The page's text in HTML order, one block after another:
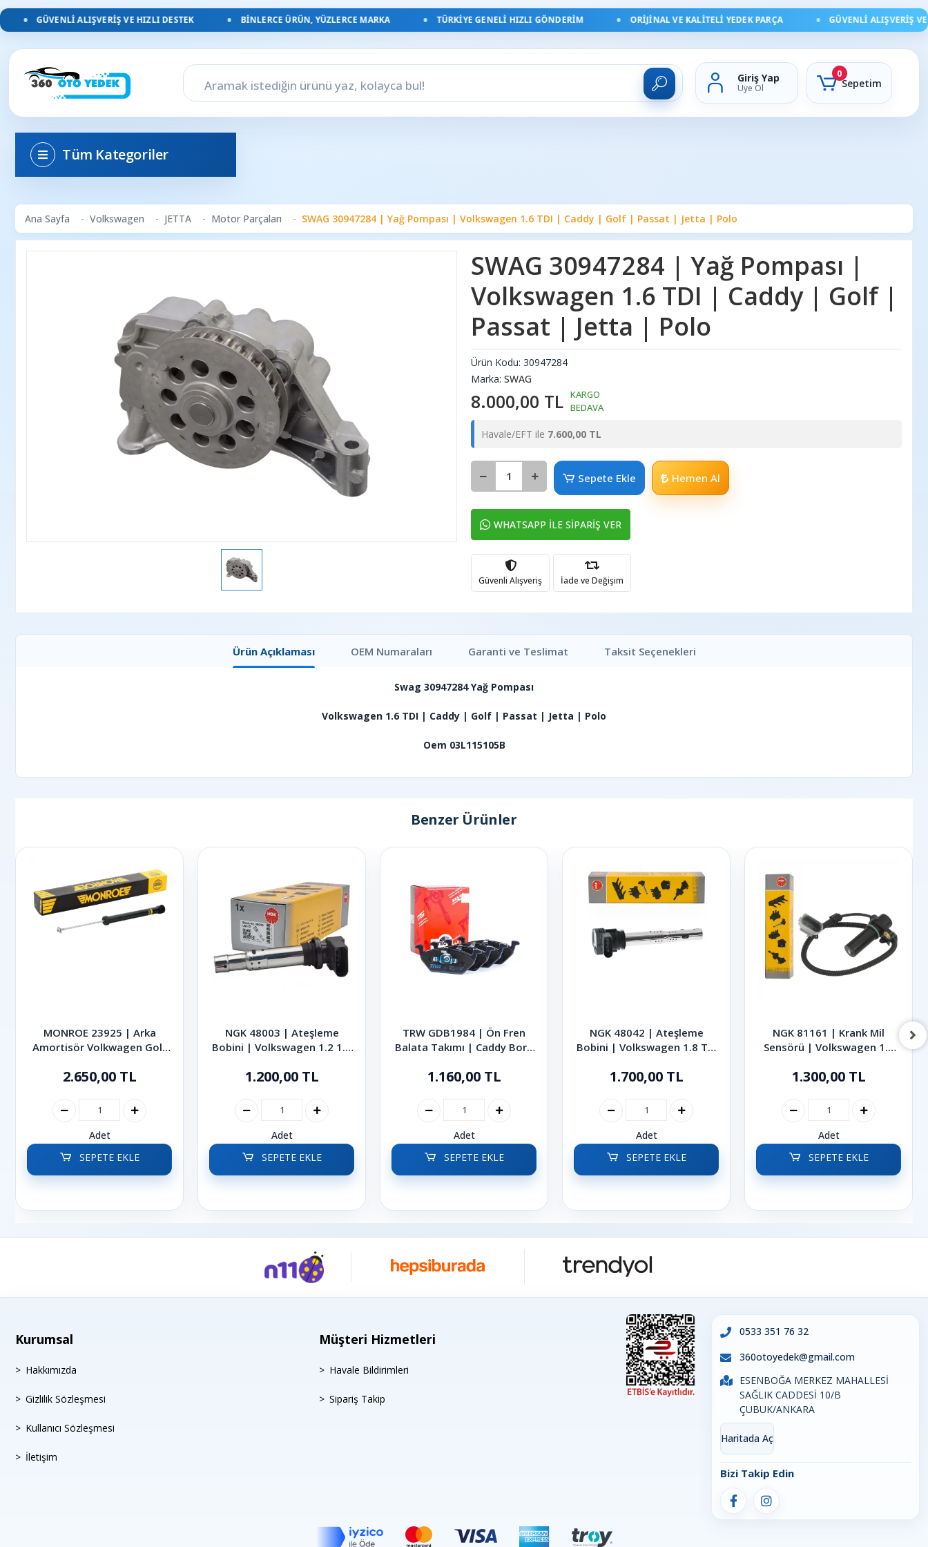
GÜVENLI ALIŞVERIŞ VE HIZLI DESTEK BINLERCE ÜRÜN, YÜZLERCE MARKA TÜRKIYE GENELI HIZLI GÖNDERIM ORIJINAL VE KALITELI YEDEK PARÇA GÜVENLI ALIŞVERIŞ VE
Giriş Yap
Üye Ol
0
Sepetim
Tüm Kategoriler
Ana Sayfa Volkswagen JETTA Motor Parçaları SWAG 30947284 | Yağ Pompası | Volkswagen 1.6 TDI | Caddy | Golf | Passat | Jetta | Polo
SWAG 30947284 | Yağ Pompası |
Volkswagen 1.6 TDI | Caddy | Golf |
Passat | Jetta | Polo
Ürün Kodu: 30947284
Marka: SWAG
8.000,00 TL KARGO
BEDAVA
Havale/EFT ile 7.600,00 TL
Sepete Ekle Hemen Al
WHATSAPP İLE SİPARİŞ VER
Güvenli Alışveriş İade ve Değişim
Ürün Açıklaması Garanti ve Teslimat Taksit Seçenekleri
OEM Numaraları
Swag 30947284 Yağ Pompası
Volkswagen 1.6 TDI | Caddy | Golf | Passat | Jetta | Polo
Oem 03L115105B
Benzer Ürünler
MONROE 23925 | Arka
Amortisör Volkwagen Golf
2.650,00 TL
Adet
SEPETE EKLE
NGK 48003 | Ateşleme
Bobini | Volkswagen 1.2 1.4
Polo Passat 2002-2014
1.200,00 TL
Adet
SEPETE EKLE
TRW GDB1984 | Ön Fren
Balata Takımı | Caddy Bora
1.160,00 TL
Adet
SEPETE EKLE
NGK 48042 | Ateşleme
Bobini | Volkswagen 1.8 TSI
Tiguan 2004-2016
1.700,00 TL
Adet
SEPETE EKLE
NGK 81161 | Krank Mil
Sensörü | Volkswagen 1.9
2007
1.300,00 TL
Adet
SEPETE EKLE
Kurumsal
Hakkımızda
Gizlilik Sözleşmesi
Kullanıcı Sözleşmesi
İletişim
Müşteri Hizmetleri
Havale Bildirimleri
Sipariş Takip
0533 351 76 32
360otoyedek@gmail.com
ESENBOĞA MERKEZ MAHALLESİ
SAĞLIK CADDESİ 10/B
ÇUBUK/ANKARA
Haritada Aç
Bizi Takip Edin